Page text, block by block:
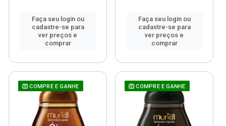
Faça seu login ou
cadastre-se para
ver preços e
comprar
Faça seu login ou
cadastre-se para
ver preços e
comprar
COMPRE E GANHE COMPRE E GANHE